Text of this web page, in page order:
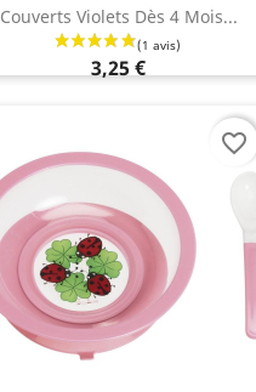
Couverts Violets Dès 4 Mois...
3,25 €
Aperçu rapide
favorite_border